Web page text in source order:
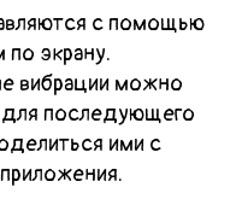
с помощью
экрану.
вибрации можно
для последующего
ими с